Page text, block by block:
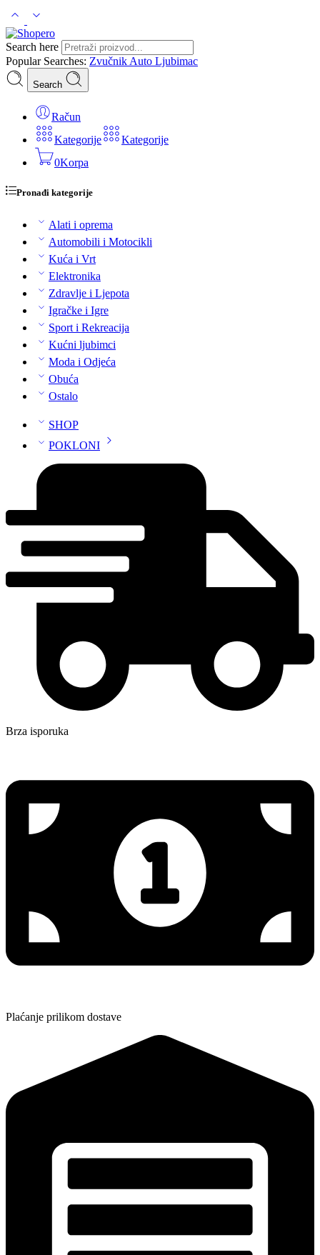
Search here
Popular Searches: Zvučnik Auto Ljubimac
Search
Račun
Kategorije
Kategorije
0Korpa
Pronađi kategorije
Alati i oprema
Automobili i Motocikli
Kuća i Vrt
Elektronika
Zdravlje i Ljepota
Igračke i Igre
Sport i Rekreacija
Kućni ljubimci
Moda i Odjeća
Obuća
Ostalo
SHOP
POKLONI
Brza isporuka
Plaćanje prilikom dostave